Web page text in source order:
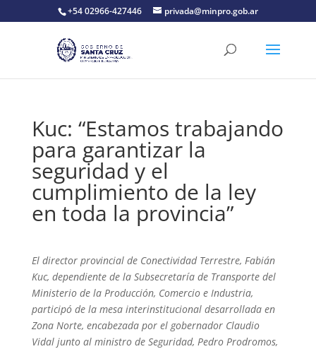
+54 02966-427446 privada@minpro.gob.ar
Kuc: “Estamos trabajando
para garantizar la
seguridad y el
cumplimiento de la ley
en toda la provincia”
El director provincial de Conectividad Terrestre, Fabián
Kuc, dependiente de la Subsecretaría de Transporte del
Ministerio de la Producción, Comercio e Industria,
participó de la mesa interinstitucional desarrollada en
Zona Norte, encabezada por el gobernador Claudio
Vidal junto al ministro de Seguridad, Pedro Prodromos,